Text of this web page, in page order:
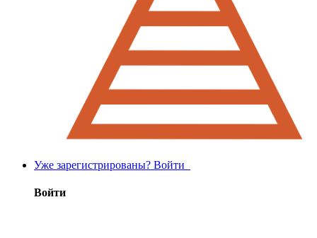
Уже зарегистрированы? Войти
Войти